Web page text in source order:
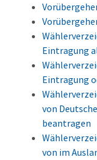
Eintragung
Eintragung
von
beantragen
von im